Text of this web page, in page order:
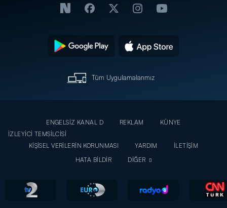
Tüm Uygulamalarımız
ENGELSİZ KANAL D REKLAM
KÜNYE
İZLEYİCİ TEMSİLCİSİ
KİŞİSEL VERİLERİN KORUNMASI
YARDIM
İLETİŞİM
HATA BİLDİR
DİĞER